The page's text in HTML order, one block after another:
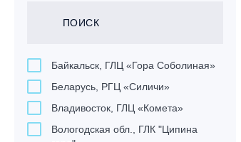
Байкальск, ГЛЦ «Гора Соболиная»
Беларусь, РГЦ «Силичи»
Владивосток, ГЛЦ «Комета»
Вологодская обл., ГЛК "Ципина